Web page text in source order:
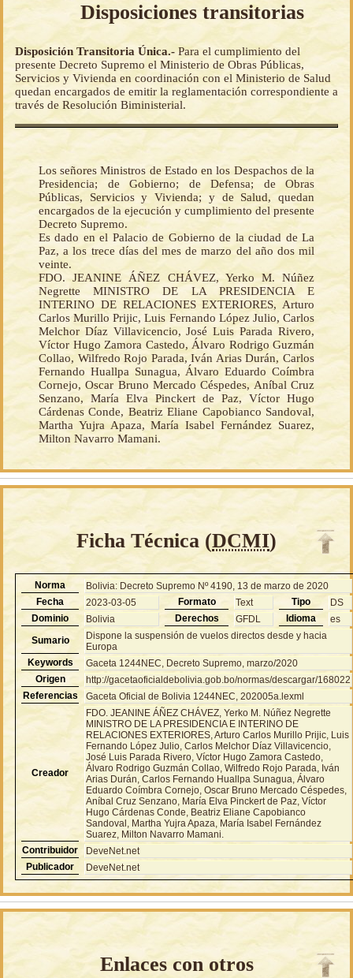
Disposiciones transitorias
Disposición Transitoria Única.- Para el cumplimiento del
presente Decreto Supremo el Ministerio de Obras Públicas,
Servicios y Vivienda en coordinación con el Ministerio de Salud
quedan encargados de emitir la reglamentación correspondiente a
través de Resolución Biministerial.
Los señores Ministros de Estado en los Despachos de la
Presidencia; de Gobierno; de Defensa; de Obras
Públicas, Servicios y Vivienda; y de Salud, quedan
encargados de la ejecución y cumplimiento del presente
Decreto Supremo.
Es dado en el Palacio de Gobierno de la ciudad de La
Paz, a los trece días del mes de marzo del año dos mil
veinte.
FDO. JEANINE ÁÑEZ CHÁVEZ, Yerko M. Núñez
Negrette MINISTRO DE LA PRESIDENCIA E
INTERINO DE RELACIONES EXTERIORES, Arturo
Carlos Murillo Prijic, Luis Fernando López Julio, Carlos
Melchor Díaz Villavicencio, José Luis Parada Rivero,
Víctor Hugo Zamora Castedo, Álvaro Rodrigo Guzmán
Collao, Wilfredo Rojo Parada, Iván Arias Durán, Carlos
Fernando Huallpa Sunagua, Álvaro Eduardo Coímbra
Cornejo, Oscar Bruno Mercado Céspedes, Aníbal Cruz
Senzano, María Elva Pinckert de Paz, Víctor Hugo
Cárdenas Conde, Beatriz Eliane Capobianco Sandoval,
Martha Yujra Apaza, María Isabel Fernández Suarez,
Milton Navarro Mamani.
Ficha Técnica (DCMI)
Norma
Bolivia: Decreto Supremo Nº 4190, 13 de marzo de 2020
Fecha
2023-03-05 Formato Text Tipo
DS
Dominio
Bolivia Derechos GFDL Idioma
es
Sumario
Dispone la suspensión de vuelos directos desde y hacia
Europa
Keywords
Gaceta 1244NEC, Decreto Supremo, marzo/2020
Origen
http://gacetaoficialdebolivia.gob.bo/normas/descargar/168022
Referencias
Gaceta Oficial de Bolivia 1244NEC, 202005a.lexml
Creador
FDO. JEANINE ÁÑEZ CHÁVEZ, Yerko M. Núñez Negrette
MINISTRO DE LA PRESIDENCIA E INTERINO DE
RELACIONES EXTERIORES, Arturo Carlos Murillo Prijic, Luis
Fernando López Julio, Carlos Melchor Díaz Villavicencio,
José Luis Parada Rivero, Víctor Hugo Zamora Castedo,
Álvaro Rodrigo Guzmán Collao, Wilfredo Rojo Parada, Iván
Arias Durán, Carlos Fernando Huallpa Sunagua, Álvaro
Eduardo Coímbra Cornejo, Oscar Bruno Mercado Céspedes,
Aníbal Cruz Senzano, María Elva Pinckert de Paz, Víctor
Hugo Cárdenas Conde, Beatriz Eliane Capobianco
Sandoval, Martha Yujra Apaza, María Isabel Fernández
Suarez, Milton Navarro Mamani.
Contribuidor
DeveNet.net
Publicador
DeveNet.net
Enlaces con otros